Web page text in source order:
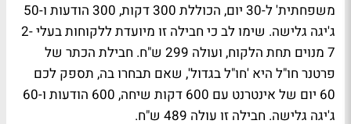
משפחתית' ל-30 יום, הכוללת 300 דקות, 300 הודעות ו-50
ג'יגה גלישה. שימו לב כי חבילה זו מיועדת ללקוחות בעלי 2-
7 מנוים תחת הלקוח, ועולה 299 ש"ח. חבילת הכתר של
פרטנר חו"ל היא 'חו"ל בגדול', שאם תבחרו בה, תספק לכם
60 יום של אינטרנט עם 600 דקות שיחה, 600 הודעות ו-60
ג'יגה גלישה. חבילה זו עולה 489 ש"ח.